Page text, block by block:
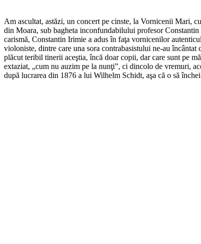
Am ascultat, astăzi, un concert pe cinste, la Vornicenii Mari,
din Moara, sub bagheta inconfundabilului profesor
carismă, Constantin Irimie a adus în faţa vornicenilor
violoniste, dintre care una sora contrabasistului ne-au
plăcut teribil tinerii aceştia, încă doar copii, dar care sunt pe
extaziat, „cum nu auzim pe la nunţi”, ci dincolo de vremuri,
după lucrarea din 1876 a lui Wilhelm Schidt, aşa că o să